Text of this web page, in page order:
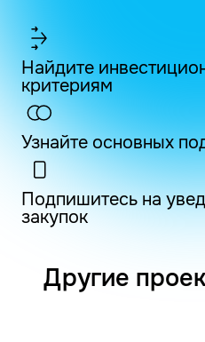
Найдите
критериям
Узнайте основных
Подпишитесь на
закупок
Другие